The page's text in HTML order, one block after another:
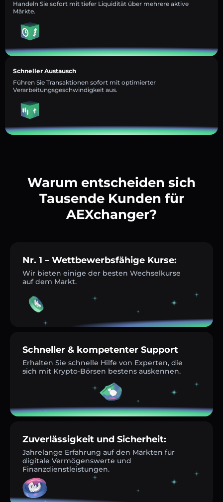
Handeln Sie sofort mit tiefer Liquidität über mehrere aktive
Märkte.
Schneller Austausch
Führen Sie Transaktionen sofort mit optimierter
Verarbeitungsgeschwindigkeit aus.
Warum entscheiden sich
Tausende Kunden für
AEXchanger?
Nr. 1 – Wettbewerbsfähige Kurse:
Wir bieten einige der besten Wechselkurse
auf dem Markt.
Schneller & kompetenter Support
Erhalten Sie schnelle Hilfe von Experten, die
sich mit Krypto-Börsen bestens auskennen.
Zuverlässigkeit und Sicherheit:
Jahrelange Erfahrung auf den Märkten für
digitale Vermögenswerte und
Finanzdienstleistungen.